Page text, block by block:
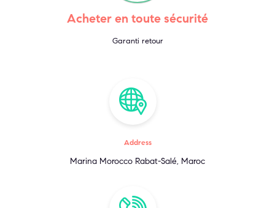
Acheter en toute sécurité
Garanti retour
Address
Marina Morocco Rabat-Salé, Maroc